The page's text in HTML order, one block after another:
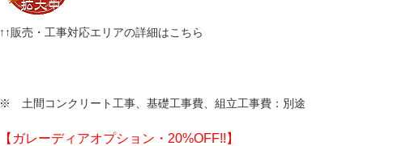
↑↑販売・工事対応エリアの詳細はこちら
※ 土間コンクリート工事、基礎工事費、組立工事費：別途
【ガレーディアオプション・20%OFF!!】